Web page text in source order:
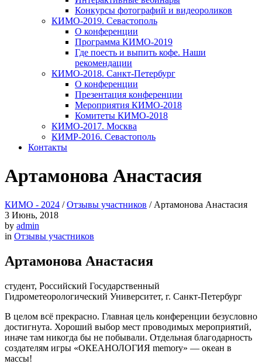
Конкурсы фотографий и видеороликов
КИМО-2019. Севастополь
О конференции
Программа КИМО-2019
Где поесть и выпить кофе. Наши
рекомендации
КИМО-2018. Санкт-Петербург
О конференции
Презентация конференции
Мероприятия КИМО-2018
Комитеты КИМО-2018
КИМО-2017. Москва
КИМР-2016. Севастополь
Контакты
Артамонова Анастасия
КИМО - 2024 /Отзывы участников / Артамонова Анастасия
3 Июнь, 2018
by admin
in Отзывы участников
Артамонова Анастасия
студент, Российский Государственный
Гидрометеорологический Университет, г. Санкт-Петербург
В целом всё прекрасно. Главная цель конференции безусловно
достигнута. Хороший выбор мест проводимых мероприятий,
иначе там никогда бы не побывали. Отдельная благодарность
создателям игры «ОКЕАНОЛОГИЯ memory» — океан в
массы!